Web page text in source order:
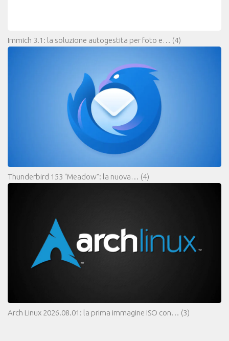
Immich 3.1: la soluzione autogestita per foto e… (4)
Thunderbird 153 “Meadow”: la nuova… (4)
Arch Linux 2026.08.01: la prima immagine ISO con… (3)